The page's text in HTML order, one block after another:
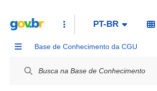
PT-BR
Base de Conhecimento da CGU